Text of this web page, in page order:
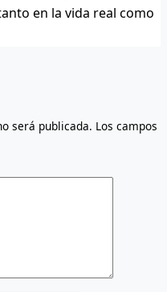
en la vida real como
será publicada. Los campos